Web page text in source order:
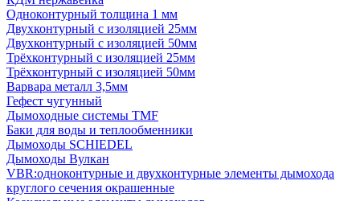
Одноконтурный толщина 1 мм
Двухконтурный с изоляцией 25мм
Двухконтурный с изоляцией 50мм
Трёхконтурный с изоляцией 25мм
Трёхконтурный с изоляцией 50мм
Варвара металл 3,5мм
Гефест чугунный
Дымоходные системы TMF
Баки для воды и теплообменники
Дымоходы SCHIEDEL
Дымоходы Вулкан
VBR:одноконтурные и двухконтурные элементы дымохода
круглого сечения окрашенные